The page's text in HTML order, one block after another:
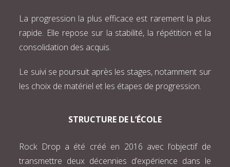
La progression la plus efficace est rarement la plus
rapide. Elle repose sur la stabilité, la répétition et la
consolidation des acquis.
Le suivi se poursuit après les stages, notamment sur
les choix de matériel et les étapes de progression.
STRUCTURE DE L’ÉCOLE
Rock Drop a été créé en 2016 avec l’objectif de
transmettre deux décennies d’expérience dans le